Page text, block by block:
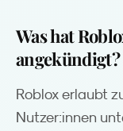
Was hat
angekündigt?
Roblox erlaubt
Nutzer:innen